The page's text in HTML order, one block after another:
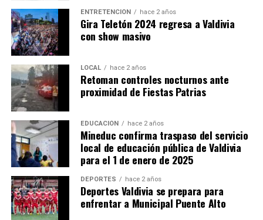
ENTRETENCIÓN hace 2 años
Gira Teletón 2024 regresa a Valdivia
con show masivo
LOCAL hace 2 años
Retoman controles nocturnos ante
proximidad de Fiestas Patrias
EDUCACIÓN hace 2 años
Mineduc confirma traspaso del servicio
local de educación pública de Valdivia
para el 1 de enero de 2025
DEPORTES hace 2 años
Deportes Valdivia se prepara para
enfrentar a Municipal Puente Alto